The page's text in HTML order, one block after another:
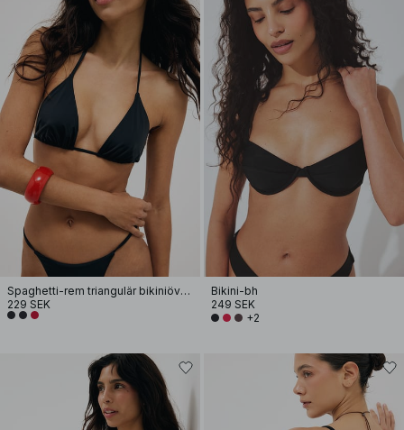
Spaghetti-rem triangulär bikiniöverdel
229 SEK
Bikini-bh
249 SEK
+2